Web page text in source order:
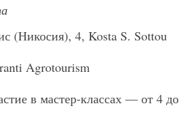
(Никосия), 4, Kosta S. Sottou
Agrotourism
в мастер-классах — от 4 до